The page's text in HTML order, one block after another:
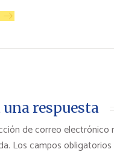
una respuesta
de correo electrónico
Los campos